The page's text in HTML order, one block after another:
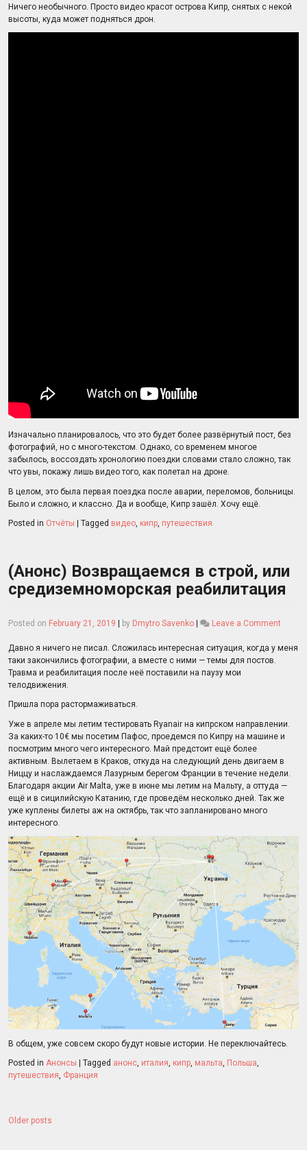
на
Ничего необычного. Просто видео красот острова Кипр, снятых с некой
высоты, куда может подняться дрон.
Изначально планировалось, что это будет более развёрнутый пост, без
фотографий, но с много-текстом. Однако, со временем многое
забылось, воссоздать хронологию поездки словами стало сложно, так
что увы, покажу лишь видео того, как полетал на дроне.
В целом, это была первая поездка после аварии, переломов, больницы.
Было и сложно, и классно. Да и вообще, Кипр зашёл. Хочу ещё.
Posted in Отчёты Tagged видео, кипр, путешествия
(Анонс) Возвращаемся в строй, или
средиземноморская реабилитация
Posted on February 21, 2019 by Dmytro Savenko Leave a Comment
Давно я ничего не писал. Сложилась интересная ситуация, когда у меня
таки закончились фотографии, а вместе с ними — темы для постов.
Травма и реабилитация после неё поставили на паузу мои
телодвижения.
Пришла пора растормаживаться.
Уже в апреле мы летим тестировать Ryanair на кипрском направлении.
За каких-то 10€ мы посетим Пафос, проедемся по Кипру на машине и
посмотрим много чего интересного. Май предстоит ещё более
активным. Вылетаем в Краков, откуда на следующий день двигаем в
Ниццу и наслаждаемся Лазурным берегом Франции в течение недели.
Благодаря акции Air Malta, уже в июне мы летим на Мальту, а оттуда —
ещё и в сицилийскую Катанию, где проведём несколько дней. Так же
уже куплены билеты аж на октябрь, так что запланировано много
интересного.
В общем, уже совсем скоро будут новые истории. Не переключайтесь.
Posted in Анонсы Tagged анонс, италия, кипр, мальта, Польша,
путешествия, Франция
Posts
Older posts